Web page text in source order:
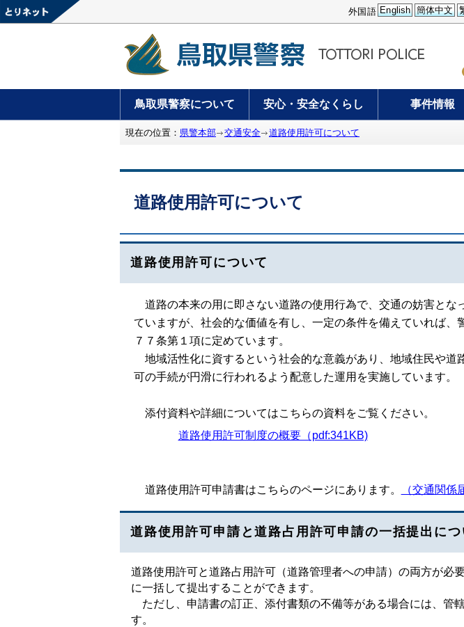
外国語 English 簡体中文
鳥取県警察について 安心・安全なくらし 事件情報
現在の位置： 県警本部 交通安全 道路使用許可について
道路使用許可について
道路使用許可について
道路の本来の用に即さない道路の使用行為で、交通の妨害とな
ていますが、社会的な価値を有し、一定の条件を備えていれば
７７条第１項に定めています。
地域活性化に資するという社会的な意義があり、地域住民や道
可の手続が円滑に行われるよう配意した運用を実施しています。
添付資料や詳細についてはこちらの資料をご覧ください。
道路使用許可制度の概要（pdf:341KB)
道路使用許可申請書はこちらのページにあります。 （交通関係
道路使用許可申請と道路占用許可申請の一括提出につ
道路使用許可と道路占用許可（道路管理者への申請）の両方が必
に一括して提出することができます。
ただし、申請書の訂正、添付書類の不備等がある場合には、管
す。